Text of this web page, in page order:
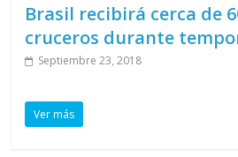
Brasil recibirá cerca de
cruceros durante
Septiembre 23, 2018
Ver más